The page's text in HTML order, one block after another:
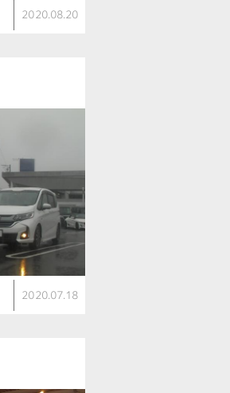
2020.08.20
2020.07.18